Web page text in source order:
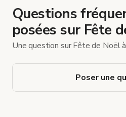
Questions
posées sur Fête
Une question sur Fête de Noël
Poser une